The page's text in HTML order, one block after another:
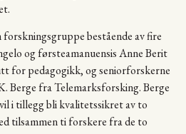
bestående av fire
og førsteamanuensis Anne Berit
for pedagogikk, og seniorforskerne
Berge fra Telemarksforsking. Berge
i tillegg bli kvalitetssikret av to
tilsammen ti forskere fra de to